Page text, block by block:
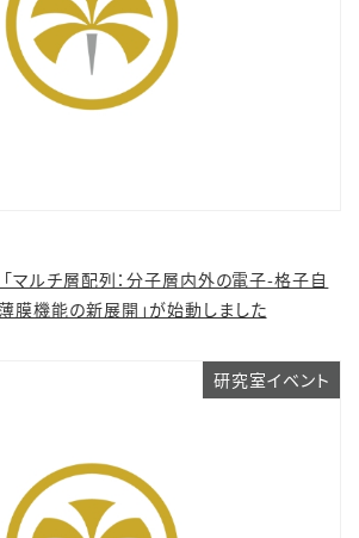
マルチ層配列：分子層内外の電子-格子自
膜機能の新展開」が始動しました
研究室イベント